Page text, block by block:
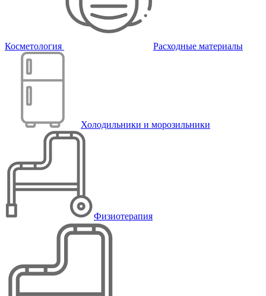
Косметология Расходные материалы
Холодильники и морозильники
Физиотерапия